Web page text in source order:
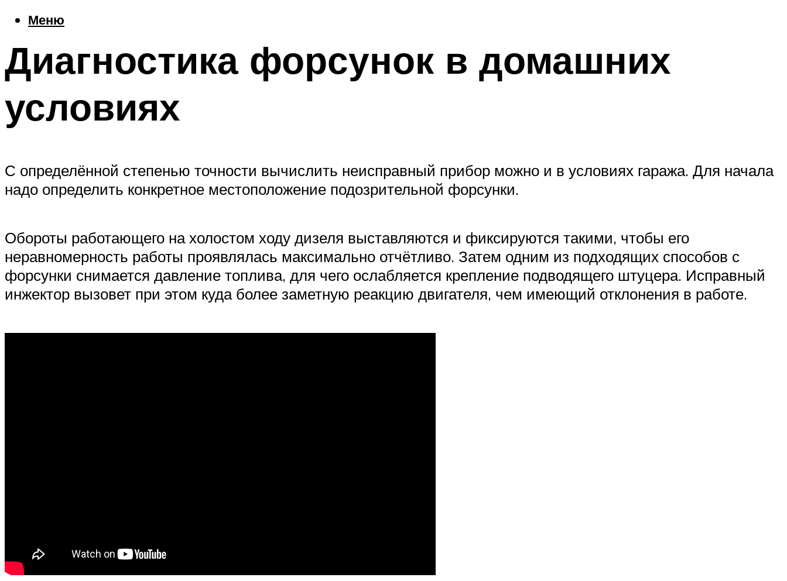
Меню
Диагностика форсунок в домашних
условиях
С определённой степенью точности вычислить неисправный прибор можно и в условиях гаража. Для начала
надо определить конкретное местоположение подозрительной форсунки.
Обороты работающего на холостом ходу дизеля выставляются и фиксируются такими, чтобы его
неравномерность работы проявлялась максимально отчётливо. Затем одним из подходящих способов с
форсунки снимается давление топлива, для чего ослабляется крепление подводящего штуцера. Исправный
инжектор вызовет при этом куда более заметную реакцию двигателя, чем имеющий отклонения в работе.